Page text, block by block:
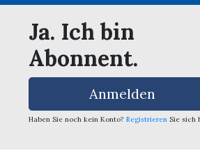
Ja. Ich bin
Abonnent.
Anmelden
Haben Sie noch kein Konto? Registrieren Sie sich